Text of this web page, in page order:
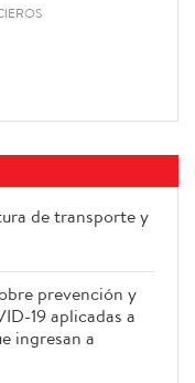
de transporte y
prevención y
19 aplicadas a
ingresan a